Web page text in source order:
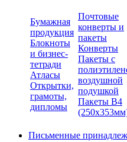
Бумажная
продукция
Блокноты
и бизнес-
тетради
Атласы
Открытки,
грамоты,
дипломы
Почтовые
конверты и
пакеты
Конверты
Пакеты с
воздушной
подушкой
Пакеты В4
Письменные